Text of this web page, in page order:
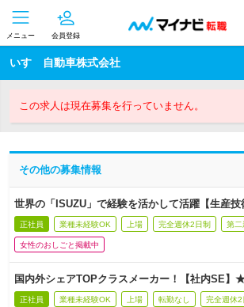
メニュー 会員登録
いすゞ自動車株式会社
この求人は現在募集を行っていません。
その他の募集情報
世界の「ISUZU」で経験を活かして活躍【生産技
正社員 業種未経験OK 上場 完全週休2日制 第二
女性のおしごと掲載中
国内外シェアTOPクラスメーカー！【社内SE】
正社員 業種未経験OK 上場 転勤なし 完全週休2